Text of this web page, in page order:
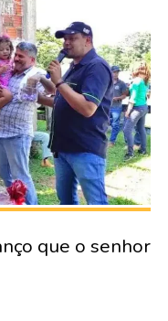
que o senhor